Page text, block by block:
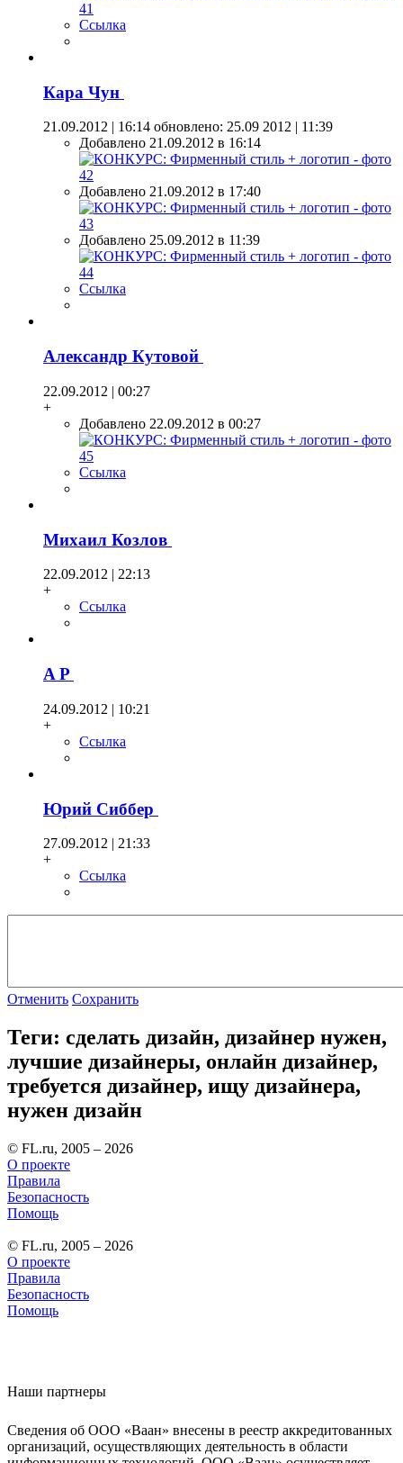
Ссылка
Кара Чун
21.09.2012 | 16:14 обновлено: 25.09 2012 | 11:39
Добавлено 21.09.2012 в 16:14
Добавлено 21.09.2012 в 17:40
Добавлено 25.09.2012 в 11:39
Ссылка
Александр Кутовой
22.09.2012 | 00:27
+
Добавлено 22.09.2012 в 00:27
Ссылка
Михаил Козлов
22.09.2012 | 22:13
+
Ссылка
A P
24.09.2012 | 10:21
+
Ссылка
Юрий Сиббер
27.09.2012 | 21:33
+
Ссылка
Отменить Сохранить
Теги: сделать дизайн, дизайнер нужен,
лучшие дизайнеры, онлайн дизайнер,
требуется дизайнер, ищу дизайнера,
нужен дизайн
© FL.ru, 2005 – 2026
О проекте
Правила
Безопасность
Помощь
© FL.ru, 2005 – 2026
О проекте
Правила
Безопасность
Помощь
Наши партнеры
Сведения об ООО «Ваан» внесены в реестр аккредитованных
организаций, осуществляющих деятельность в области